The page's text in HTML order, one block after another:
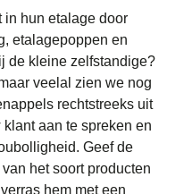
in hun etalage door
etalagepoppen en
de kleine zelfstandige?
veelal zien we nog
rechtstreeks uit
aan te spreken en
Geef de
het soort producten
hem met een